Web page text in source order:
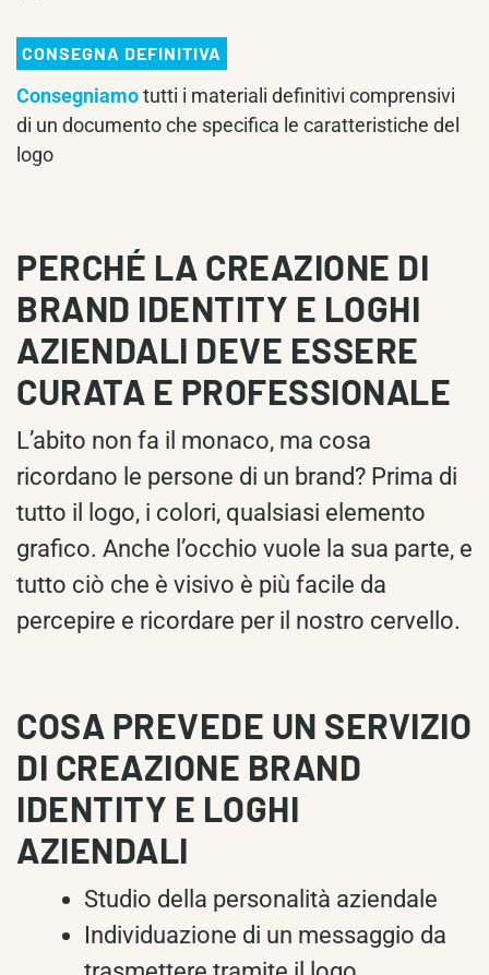
CONSEGNA DEFINITIVA
Consegniamotutti i materiali definitivi comprensivi
di un documento che specifica le caratteristiche del
logo
PERCHÉ LA CREAZIONE DI
BRAND IDENTITY E LOGHI
AZIENDALI DEVE ESSERE
CURATA E PROFESSIONALE
L’abito non fa il monaco, ma cosa
ricordano le persone di un brand? Prima di
tutto il logo, i colori, qualsiasi elemento
grafico. Anche l’occhio vuole la sua parte, e
tutto ciò che è visivo è più facile da
percepire e ricordare per il nostro cervello.
COSA PREVEDE UN SERVIZIO
DI CREAZIONE BRAND
IDENTITY E LOGHI
AZIENDALI
Studio della personalità aziendale
Individuazione di un messaggio da